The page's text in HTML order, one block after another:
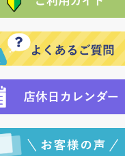
別に送料が必要になりま
訳ありませんが、当協
準備出来次第の便にて
定をされている場合は
けいたします。）